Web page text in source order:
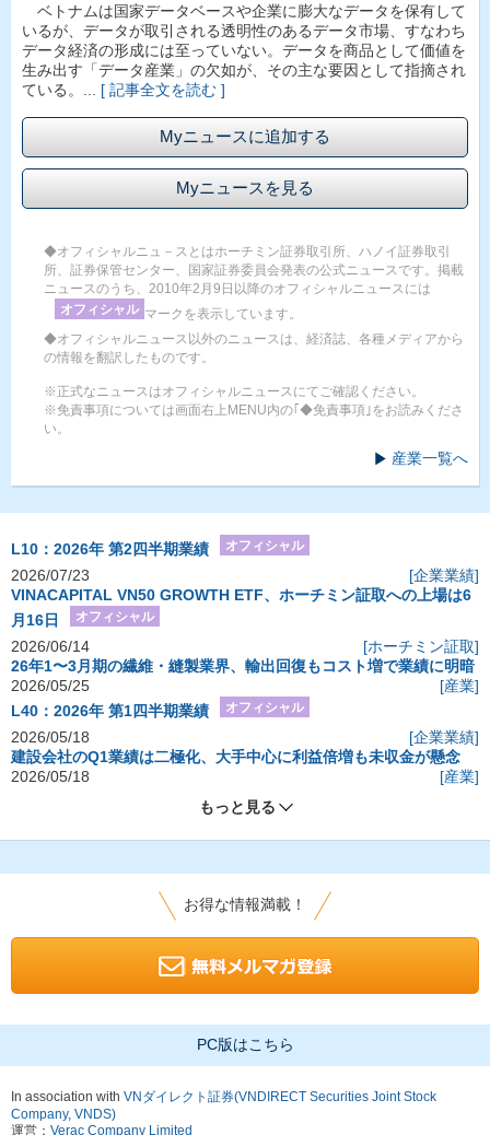
ベトナムは国家データベースや企業に膨大なデータを保有して
いるが、データが取引される透明性のあるデータ市場、すなわち
データ経済の形成には至っていない。データを商品として価値を
生み出す「データ産業」の欠如が、その主な要因として指摘され
ている。... [ 記事全文を読む ]
Myニュースに追加する
Myニュースを見る
◆オフィシャルニュ－スとはホーチミン証券取引所、ハノイ証券取引
所、証券保管センター、国家証券委員会発表の公式ニュースです。掲載
ニュースのうち、2010年2月9日以降のオフィシャルニュースには
オフィシャル マークを表示しています。
◆オフィシャルニュース以外のニュースは、経済誌、各種メディアから
の情報を翻訳したものです。
※正式なニュースはオフィシャルニュースにてご確認ください。
※免責事項については画面右上MENU内の｢◆免責事項｣をお読みくださ
い。
産業一覧へ
L10：2026年 第2四半期業績 オフィシャル
2026/07/23
[企業業績]
VINACAPITAL VN50 GROWTH ETF、ホーチミン証取への上場は6
月16日
オフィシャル
2026/06/14
[ホーチミン証取]
26年1〜3月期の繊維・縫製業界、輸出回復もコスト増で業績に明暗
2026/05/25
[産業]
L40：2026年 第1四半期業績
オフィシャル
2026/05/18
[企業業績]
建設会社のQ1業績は二極化、大手中心に利益倍増も未収金が懸念
2026/05/18
[産業]
もっと見る
お得な情報満載！
PC版はこちら
In association with VNダイレクト証券(VNDIRECT Securities Joint Stock
Company, VNDS)
運営： Verac Company Limited